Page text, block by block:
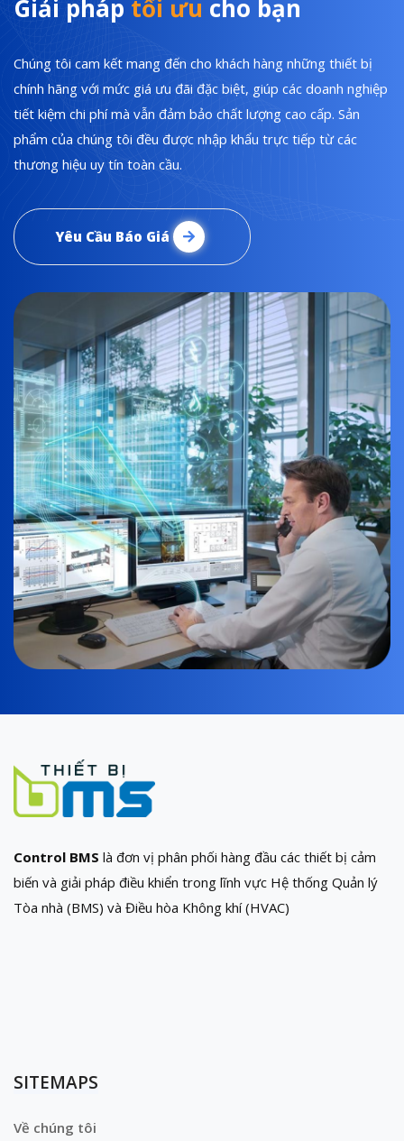
Giải pháp tối ưu cho bạn
Chúng tôi cam kết mang đến cho khách hàng những thiết bị
chính hãng với mức giá ưu đãi đặc biệt, giúp các doanh nghiệp
tiết kiệm chi phí mà vẫn đảm bảo chất lượng cao cấp. Sản
phẩm của chúng tôi đều được nhập khẩu trực tiếp từ các
thương hiệu uy tín toàn cầu.
Yêu Cầu Báo Giá
Control BMS là đơn vị phân phối hàng đầu các thiết bị cảm
biến và giải pháp điều khiển trong lĩnh vực Hệ thống Quản lý
Tòa nhà (BMS) và Điều hòa Không khí (HVAC)
SITEMAPS
Về chúng tôi